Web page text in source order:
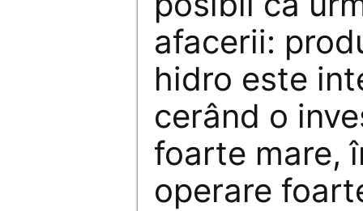
afacerii:
hidro este
cerând o
foarte mare,
operare